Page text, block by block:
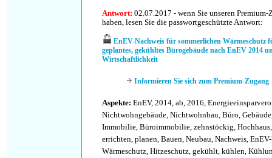
Antwort: 02.07.2017 - wenn Sie unseren
haben, lesen Sie die passwortgeschützte Antwort:
EnEV-Nachweis für sommerlichen Wärmeschutz
geplantes, gekühltes Bürogebäude nach EnEV 2014
Wirtschaftlichkeit
Informieren Sie sich zum Premium-Zugang
Aspekte: EnEV, 2014, ab, 2016,
Nichtwohngebäude, Nichtwohnbau, Büro,
Immobilie, Büroimmobilie, zehnstöckig,
errichten, planen, Bauen, Neubau, Nachweis,
Wärmeschutz, Hitzeschutz, gekühlt, kühlen,